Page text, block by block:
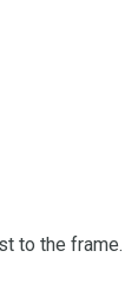
to the frame.